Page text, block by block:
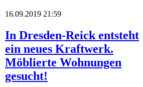
16.09.2019 21:59
In Dresden-Reick entsteht
ein neues Kraftwerk.
Möblierte Wohnungen
gesucht!